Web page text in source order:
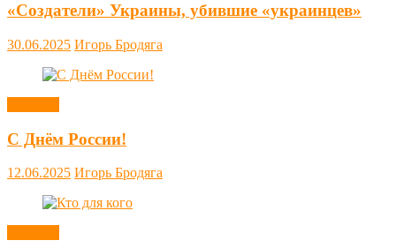
«Создатели» Украины, убившие «украинцев»
30.06.2025 Игорь Бродяга
С Днём России!
12.06.2025 Игорь Бродяга